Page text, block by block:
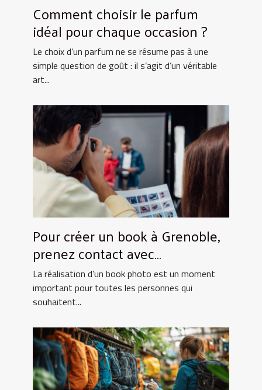
Comment choisir le parfum
idéal pour chaque occasion ?
Le choix d’un parfum ne se résume pas à une
simple question de goût : il s’agit d’un véritable
art...
Pour créer un book à Grenoble,
prenez contact avec
UtopikPhoto !
La réalisation d’un book photo est un moment
important pour toutes les personnes qui
souhaitent...